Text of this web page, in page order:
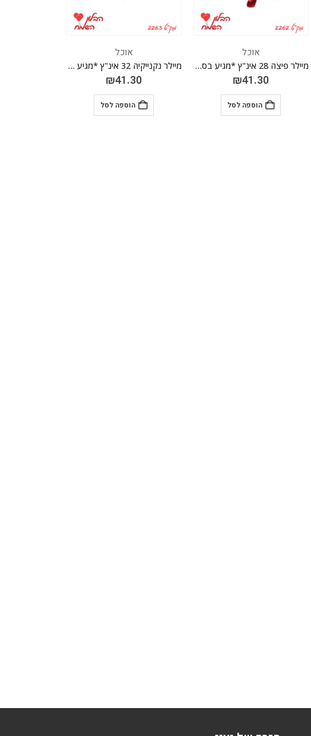
אוכל
מיילר פיצה 28 אינ"ץ *מגיע בסיטונאות חבילה של 5 יח'*
₪41.30
הוספה לסל
אוכל
מיילר נקנייקיה 32 אינ"ץ *מגיע בסיטונאות חבילה של 5 יח'*
₪41.30
הוספה לסל